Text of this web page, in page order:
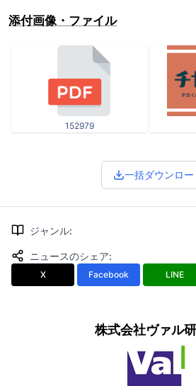
添付画像・ファイル
152979
一括ダウンロー
ジャンル:
ニュースのシェア:
X Facebook LINE
株式会社ヴァル